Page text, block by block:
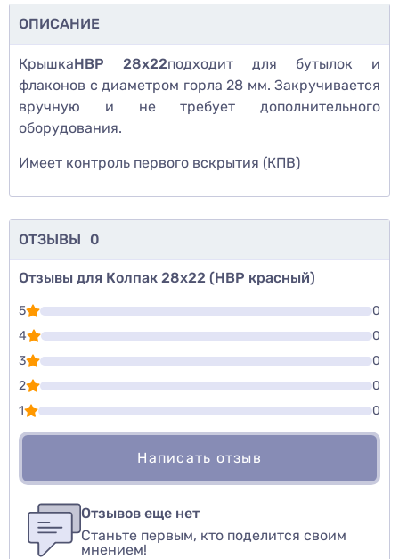
ОПИСАНИЕ
КрышкаНВР 28х22подходит для бутылок и
флаконов с диаметром горла 28 мм. Закручивается
вручную и не требует дополнительного
оборудования.
Имеет контроль первого вскрытия (КПВ)
ОТЗЫВЫ 0
Отзывы для Колпак 28х22 (НВР красный)
5
0
4
0
3
0
2
0
1
0
Написать отзыв
авторизуйтесь иливойдите
Оценить товар
Отзывов еще нет
Станьте первым, кто поделится своим
мнением!